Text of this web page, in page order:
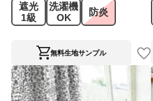
遮光
1級
洗濯機
OK
防炎
無料生地サンプル